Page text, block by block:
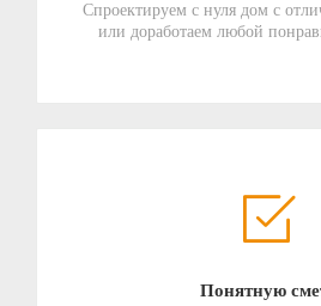
Спроектируем с нуля дом с
или доработаем любой
Понятную